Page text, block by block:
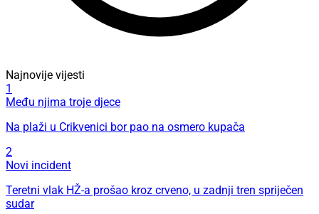
Najnovije vijesti
1
Među njima troje djece
Na plaži u Crikvenici bor pao na osmero kupača
2
Novi incident
Teretni vlak HŽ-a prošao kroz crveno, u zadnji tren spriječen
sudar